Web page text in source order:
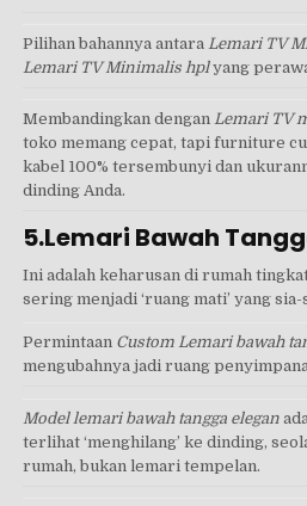
Pilihan bahannya antaraLemari TV
Lemari TV Minimalis hplyang
Membandingkan denganLemari TV
toko memang cepat, tapi furniture
kabel 100% tersembunyi dan
dinding Anda.
5.Lemari Bawah
Ini adalah keharusan di rumah
sering menjadi ‘ruang mati’ yang sia-
Permintaan Custom Lemari bawah
mengubahnya jadi ruang
Model lemari bawah tangga elegan
terlihat ‘menghilang’ ke dinding,
rumah, bukan lemari tempelan.